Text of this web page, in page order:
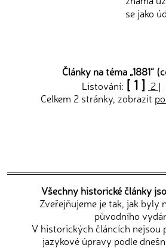
se jako
Články na téma „1881“
Listování: [ 1 ] 2 |
Celkem 2 stránky, zobrazit
Všechny historické články
Zveřejňujeme je tak, jak byly
původního
V historických článcích nejsou
jazykové úpravy podle